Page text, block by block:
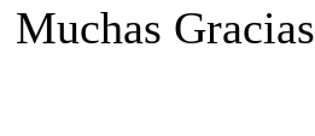
Muchas Gracias